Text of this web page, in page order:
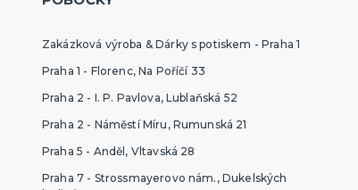
Zakázková výroba & Dárky s potiskem - Praha 1
Praha 1 - Florenc, Na Poříčí 33
Praha 2 - I. P. Pavlova, Lublaňská 52
Praha 2 - Náměstí Míru, Rumunská 21
Praha 5 - Anděl, Vltavská 28
Praha 7 - Strossmayerovo nám., Dukelských